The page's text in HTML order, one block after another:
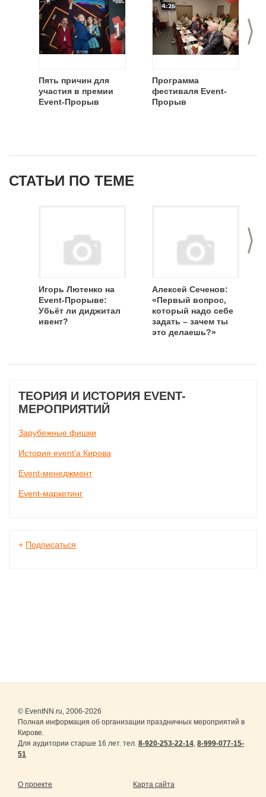
>
Пять причин для
участия в премии
Event-Прорыв
Программа
фестиваля Event-
Прорыв
СТАТЬИ ПО ТЕМЕ
>
Игорь Лютенко на
Event-Прорыве:
Убьёт ли диджитал
ивент?
Алексей Сеченов:
«Первый вопрос,
который надо себе
задать – зачем ты
это делаешь?»
ТЕОРИЯ И ИСТОРИЯ EVENT-
МЕРОПРИЯТИЙ
Зарубежные фишки
История event'а Кирова
Event-менеджмент
Event-маркетинг
+ Подписаться
© EventNN.ru, 2006-2026
Полная информация об организации праздничных мероприятий в
Кирове.
Для аудитории старше 16 лет. тел. 8-920-253-22-14, 8-999-077-15-
51
О проекте Карта сайта